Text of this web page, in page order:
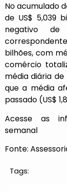
No acumulado
de US$ 5,039
negativo
bilhões, com
comércio
média diária de
que a média
passado (US$
Acesse as
semanal
Fonte:
Tags: